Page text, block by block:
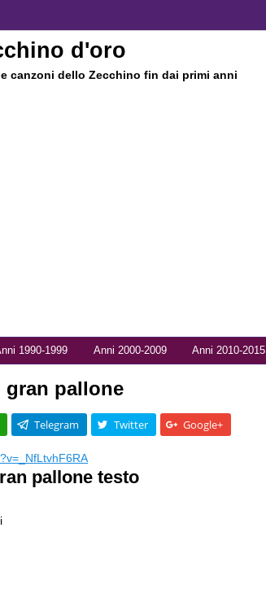
d'oro
canzoni dello Zecchino fin dai primi anni
1990-1999 Anni 2000-2009 Anni 2010-2015
gran pallone
Telegram Twitter Google+
pallone testo